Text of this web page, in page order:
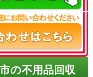
の不用品回収